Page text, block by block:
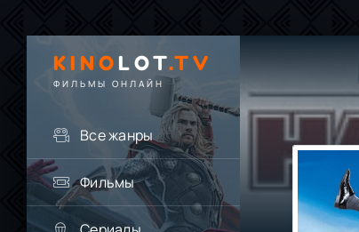
KINO LOT.TV
ФИЛЬМЫ ОНЛАЙН
Все жанры
Фильмы